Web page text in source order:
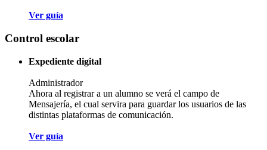
Ver guía
Control escolar
Expediente digital
Administrador
Ahora al registrar a un alumno se verá el campo de
Mensajería, el cual servira para guardar los usuarios de las
distintas plataformas de comunicación.
Ver guía